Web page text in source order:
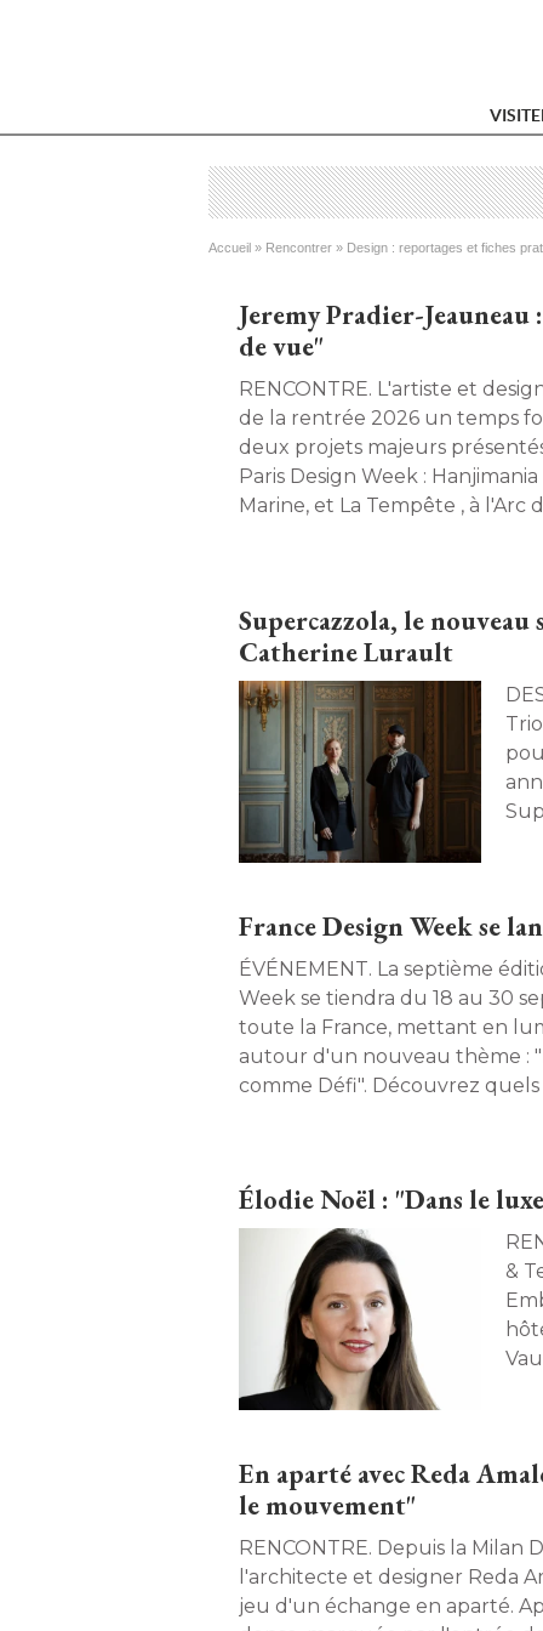
Vous êtes ici
Accueil » Rencontrer » Design : reportages et fiches
Jeremy Pradier-
de vue"
RENCONTRE. L'artiste et designer s'apprête à faire
de la rentrée 2026 un temps
deux projets majeurs
Paris Design Week :
Marine, et La Tempête , à l'Arc
part, sur les ambitions qui
dynamique.
Supercazzola, le
Catherine Lurault
DESIGN. Alors
France Design Week se
ÉVÉNEMENT. La septième édition de France Design
Week se tiendra du 18 au 30
toute la France, mettant en
autour d'un nouveau thème :
comme Défi". Découvrez
Élodie Noël : "Dans le
&
En aparté avec Reda
le mouvement"
RENCONTRE. Depuis la Milan Design Week,
l'architecte et designer Reda
jeu d'un échange en aparté.